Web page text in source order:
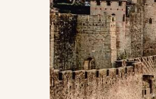
AFFINER LES